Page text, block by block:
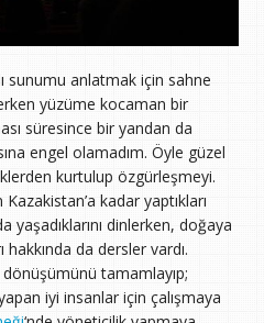
sunumu anlatmak için sahne
yüzüme kocaman bir
süresince bir yandan da
engel olamadım. Öyle güzel
kurtulup özgürleşmeyi.
kadar yaptıkları
yaşadıklarını dinlerken, doğaya
da dersler vardı.
tamamlayıp;
iyi insanlar için çalışmaya